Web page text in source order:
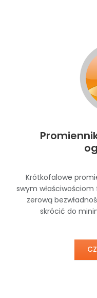
Krótkofalowe
swym
zerową
skrócić do